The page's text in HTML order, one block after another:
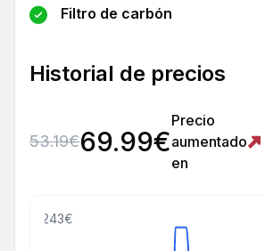
Filtro de carbón
Historial de precios
53.19€69.99€
Precio
aumentado
en
243€